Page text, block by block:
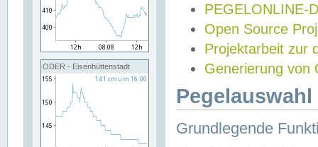
ODER - Eisenhüttenstadt
PEGELONLINE-
Open Source
Projektarbeit zur
Generierung von
Grundlegende